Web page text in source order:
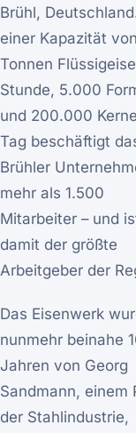
Brühl,
einer Kapazität
Tonnen
Stunde, 5.000
und 200.000
Tag beschäftigt
Brühler
mehr als 1.500
Mitarbeiter – und
damit der größte
Arbeitgeber der
Das Eisenwerk
nunmehr beinahe
Jahren von Georg
Sandmann, einem
der Stahlindustrie,